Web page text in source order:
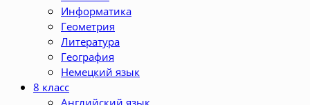
Информатика
Геометрия
Литература
География
Немецкий язык
8 класс
Английский язык